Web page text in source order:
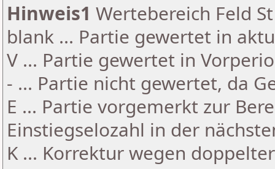
Hinweis1 Wertebereich Feld
blank ... Partie gewertet in
V ... Partie gewertet in
- ... Partie nicht gewertet, da
E ... Partie vorgemerkt zur
Einstiegselozahl in der
K ... Korrektur wegen